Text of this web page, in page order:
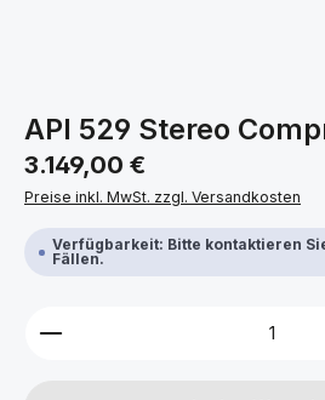
API 529 Stereo
Regulärer Preis:
3.149,00 €
Preise inkl. MwSt. zzgl. Versandkosten
Verfügbarkeit: Bitte kontaktieren
Fällen.
Produkt Anzahl: Gib den